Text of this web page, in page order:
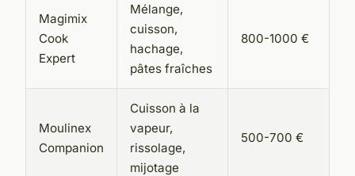
Magimix
Cook
Expert
Mélange,
cuisson,
hachage,
pâtes fraîches
800-1000 €
Moulinex
Companion
Cuisson à la
vapeur,
rissolage,
mijotage
500-700 €